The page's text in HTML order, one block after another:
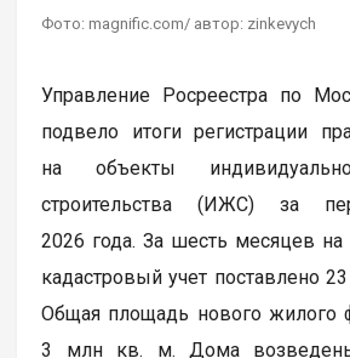
Фото: magnific.com/ автор: zinkevych
Управление Росреестра по
подвело итоги регистрации
на объекты
строительства (ИЖС) за
2026 года. За шесть месяцев на
кадастровый учет поставлено
Общая площадь нового жилого
3 млн кв. м. Дома